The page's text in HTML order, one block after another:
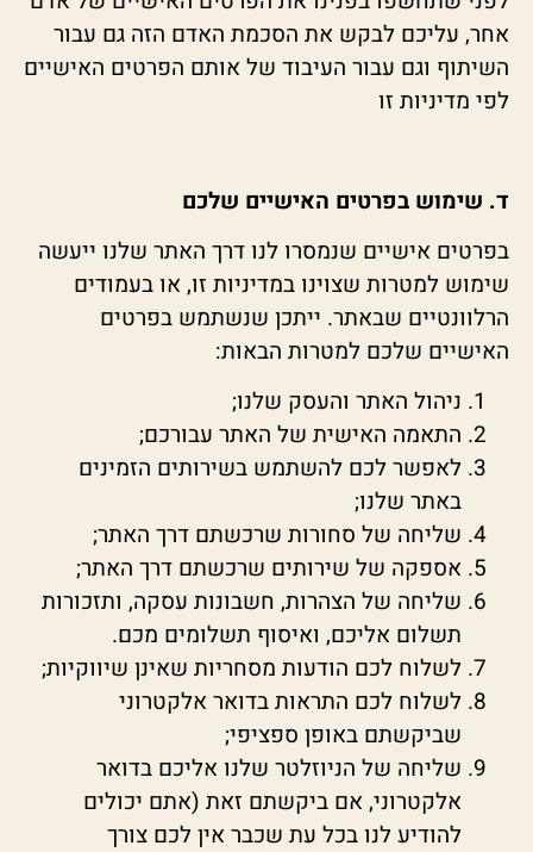
אחר, עליכם לבקש את הסכמת האדם הזה גם עבור
השיתוף וגם עבור העיבוד של אותם הפרטים האישיים
לפי מדיניות זו
ד. שימוש בפרטים האישיים שלכם
בפרטים אישיים שנמסרו לנו דרך האתר שלנו ייעשה
שימוש למטרות שצוינו במדיניות זו, או בעמודים
הרלוונטיים שבאתר. ייתכן שנשתמש בפרטים
האישיים שלכם למטרות הבאות:
ניהול האתר והעסק שלנו;
התאמה האישית של האתר עבורכם;
לאפשר לכם להשתמש בשירותים הזמינים
באתר שלנו;
שליחה של סחורות שרכשתם דרך האתר;
אספקה של שירותים שרכשתם דרך האתר;
שליחה של הצהרות, חשבונות עסקה, ותזכורות
תשלום אליכם, ואיסוף תשלומים מכם.
לשלוח לכם הודעות מסחריות שאינן שיווקיות;
לשלוח לכם התראות בדואר אלקטרוני
שביקשתם באופן ספציפי;
שליחה של הניוזלטר שלנו אליכם בדואר
אלקטרוני, אם ביקשתם זאת (אתם יכולים
להודיע לנו בכל עת שכבר אין לכם צורך